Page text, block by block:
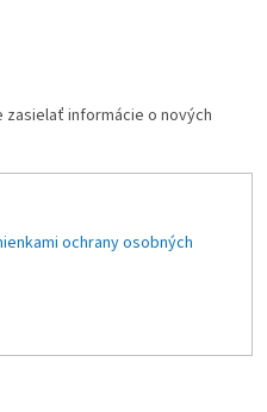
zasielať informácie o nových
ochrany osobných